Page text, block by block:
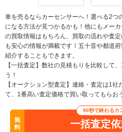
車を売るならカーセンサーへ！選べる2つ
になる方法が見つかるかも！他にもメー
の買取情報はもちろん、買取の流れや査
も安心の情報が満載です！五十音や都道
紹介することもできます。
【一括査定】数社の見積もりを比較して
う！
【オークション型査定】連絡・査定は1
て、1番高い査定価格で買い取ってもらお
無
料
90秒で終わるカ
一括査定